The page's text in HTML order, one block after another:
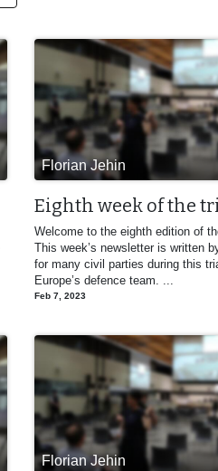
Florian Jehin
Eighth week of the
Welcome to the eighth edition of
This week’s newsletter is written
for many civil parties during this
Europe’s defence team. ...
Feb 7, 2023
Florian Jehin